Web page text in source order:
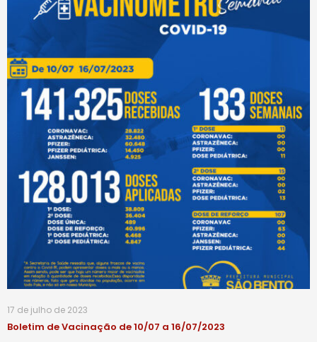
17 de julho de 2023
Boletim de Vacinação de 10/07 a 16/07/2023